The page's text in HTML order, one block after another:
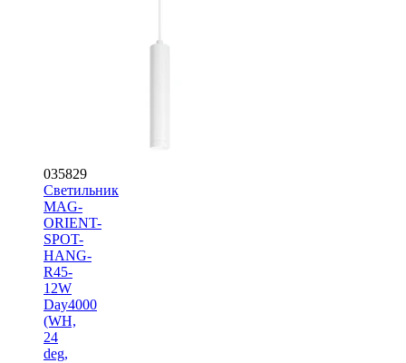
035829
Светильник
MAG-
ORIENT-
SPOT-
HANG-
R45-
12W
Day4000
(WH,
24
deg,